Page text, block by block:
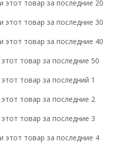
этот товар за последние 20
этот товар за последние 30
этот товар за последние 40
товар за последние 50
товар за последний 1
товар за последние 2
товар за последние 3
этот товар за последние 4